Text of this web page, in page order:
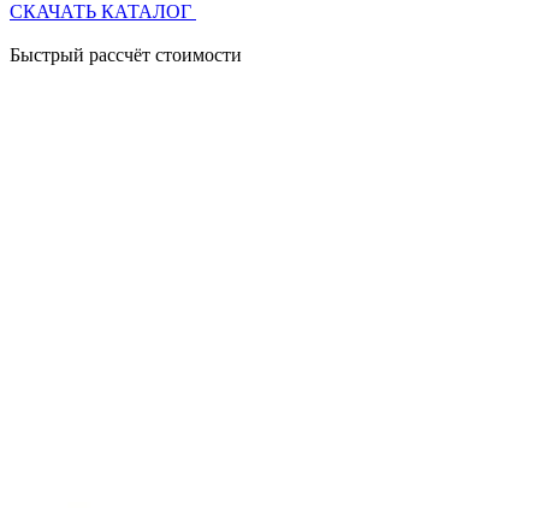
СКАЧАТЬ КАТАЛОГ
Быстрый рассчёт стоимости